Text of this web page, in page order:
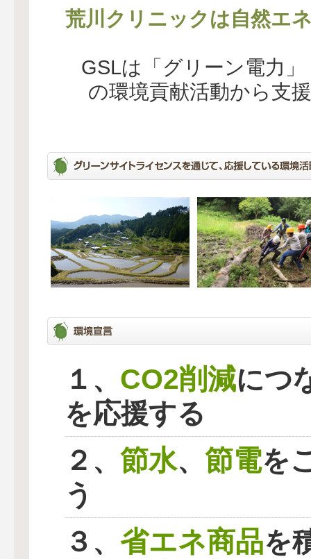
荒川クリニックは自然エ
GSLは「グリーン電力
の環境貢献活動から支
１、 CO2削減につ
を応援する
２、 節水、 節電を
う
３、 省エネ商品を